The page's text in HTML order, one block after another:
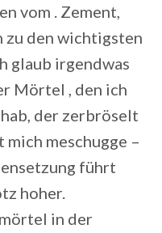
vom . Zement,
zu den wichtigsten
glaub irgendwas
Mörtel , den ich
der zerbröselt
meschugge –
führt
hoher.
in der